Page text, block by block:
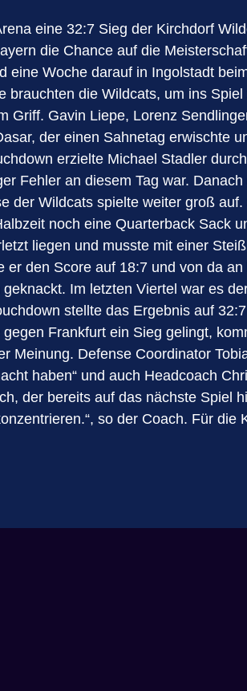
eine 32:7 Sieg der Kirchdorf
die Chance auf die
Woche darauf in Ingolstadt
die Wildcats, um ins
Griff. Gavin Liepe, Lorenz
der einen Sahnetag erwischte
erzielte Michael Stadler
Fehler an diesem Tag war.
der Wildcats spielte weiter groß
noch eine Quarterback Sack
liegen und musste mit einer
den Score auf 18:7 und von da
Im letzten Viertel war es
stellte das Ergebnis auf
Frankfurt ein Sieg gelingt,
Meinung. Defense Coordinator
haben“ und auch Headcoach
der bereits auf das nächste Spiel
so der Coach. Für